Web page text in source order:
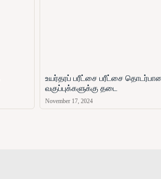
உயர்தரப் பரீட்சை பரீட்சை
வகுப்புக்களுக்கு தடை
November 17, 2024